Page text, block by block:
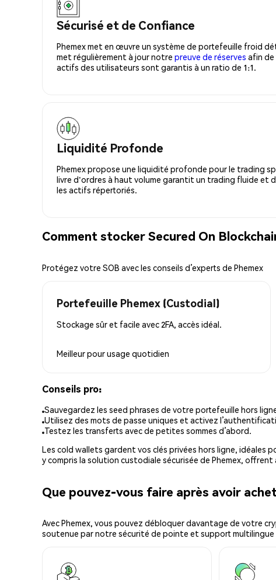
Sécurisé et de Confiance
Phemex met en œuvre un système de portefeuille froid
met régulièrement à jour notre preuve de réserves afin de
actifs des utilisateurs sont garantis à un ratio de 1:1.
Liquidité Profonde
Phemex propose une liquidité profonde pour le trading
livre d'ordres à haut volume garantit un trading fluide et
les actifs répertoriés.
Comment stocker Secured On
Protégez votre SOB avec les conseils d’experts de Phemex
Portefeuille Phemex (Custodial)
Stockage sûr et facile avec 2FA, accès idéal.
Meilleur pourusage quotidien
Conseils pro:
Sauvegardez les seed phrases de votre portefeuille hors
Utilisez des mots de passe uniques et activez
Testez les transferts avec de petites sommes d’abord.
Les cold wallets gardent vos clés privées hors ligne, idéales
y compris la solution custodiale sécurisée de Phemex,
Que pouvez-vous faire après avoir
Avec Phemex, vous pouvez débloquer davantage de votre
soutenue par notre sécurité de pointe et support multilingue